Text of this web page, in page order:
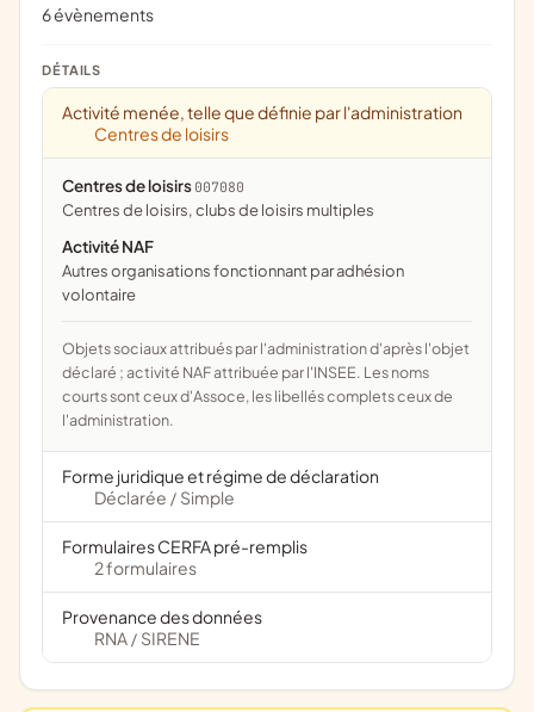
6 évènements
DÉTAILS
Activité menée, telle que définie par l'administration
Centres de loisirs
Centres de loisirs 007080
centres de loisirs, clubs de loisirs multiples
Activité NAF
Autres organisations fonctionnant par adhésion
volontaire
Objets sociaux attribués par l'administration d'après l'objet
déclaré ; activité NAF attribuée par l'INSEE. Les noms
courts sont ceux d'Assoce, les libellés complets ceux de
l'administration.
Forme juridique et régime de déclaration
Déclarée / Simple
Formulaires CERFA pré-remplis
2 formulaires
Provenance des données
RNA / SIRENE